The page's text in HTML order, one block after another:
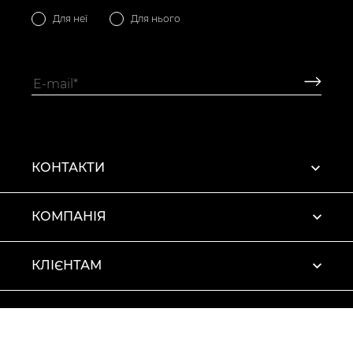
Для неї Для нього
КОНТАКТИ
КОМПАНІЯ
КЛІЄНТАМ